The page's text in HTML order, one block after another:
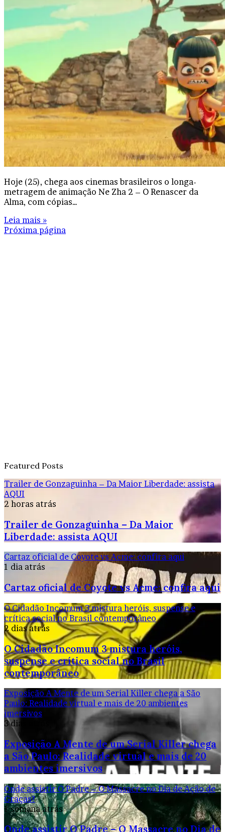
Hoje (25), chega aos cinemas brasileiros o longa-
metragem de animação Ne Zha 2 – O Renascer da
Alma, com cópias…
Leia mais »
Próxima página
Featured Posts
Trailer de Gonzaguinha – Da Maior Liberdade: assista
AQUI
2 horas atrás
Trailer de Gonzaguinha – Da Maior
Liberdade: assista AQUI
Cartaz oficial de Coyote vs Acme: confira aqui
1 dia atrás
Cartaz oficial de Coyote vs Acme: confira aqui
O Cidadão Incomum 3 mistura heróis, suspense e
crítica social no Brasil contemporâneo
2 dias atrás
O Cidadão Incomum 3 mistura heróis,
suspense e crítica social no Brasil
contemporâneo
Exposição A Mente de um Serial Killer chega a São
Paulo: Realidade virtual e mais de 20 ambientes
imersivos
3 dias atrás
Exposição A Mente de um Serial Killer chega
a São Paulo: Realidade virtual e mais de 20
ambientes imersivos
Onde assistir O Padre – O Massacre no Dia de Ação de
Graças?
1 semana atrás
Onde assistir O Padre – O Massacre no Dia de